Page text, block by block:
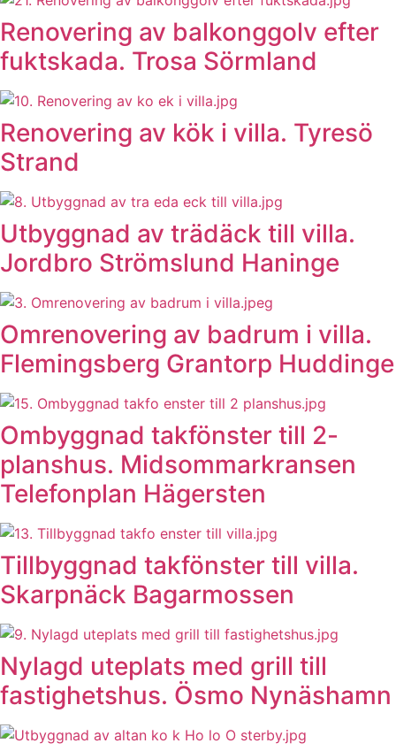
Renovering av balkonggolv efter
fuktskada. Trosa Sörmland
Renovering av kök i villa. Tyresö
Strand
Utbyggnad av trädäck till villa.
Jordbro Strömslund Haninge
Omrenovering av badrum i villa.
Flemingsberg Grantorp Huddinge
Ombyggnad takfönster till 2-
planshus. Midsommarkransen
Telefonplan Hägersten
Tillbyggnad takfönster till villa.
Skarpnäck Bagarmossen
Nylagd uteplats med grill till
fastighetshus. Ösmo Nynäshamn